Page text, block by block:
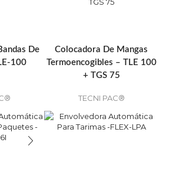
De
100
Colocadora De Mangas
Termoencogibles – TLE 100
+ TGS 75
TECNI PAC®